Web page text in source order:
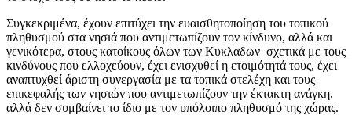
Συγκεκριμένα, έχουν επιτύχει την ευαισθητοποίηση του τοπικού
πληθυσμού στα νησιά που αντιμετωπίζουν τον κίνδυνο, αλλά και
γενικότερα, στους κατοίκους όλων των Κυκλαδων σχετικά με τους
κινδύνους που ελλοχεύουν, έχει ενισχυθεί η ετοιμότητά τους, έχει
αναπτυχθεί άριστη συνεργασία με τα τοπικά στελέχη και τους
επικεφαλής των νησιών που αντιμετωπίζουν την έκτακτη ανάγκη,
αλλά δεν συμβαίνει το ίδιο με τον υπόλοιπο πληθυσμό της χώρας.